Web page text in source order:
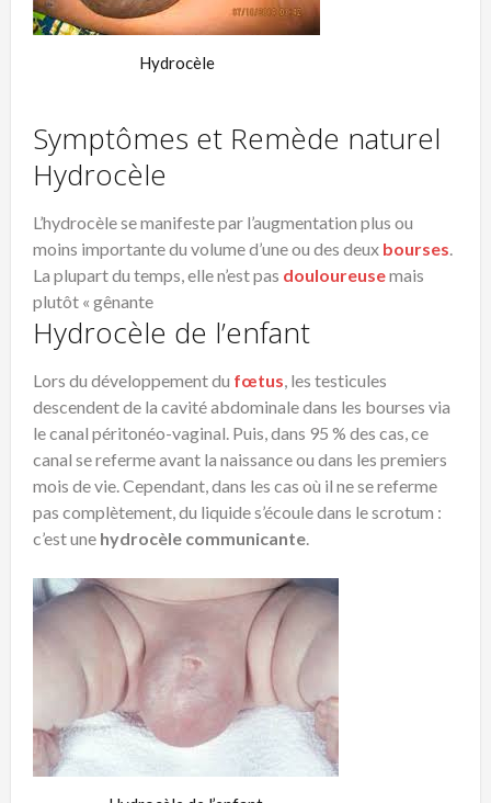
Hydrocèle
Symptômes et Remède naturel
Hydrocèle
L’hydrocèle se manifeste par l’augmentation plus ou
moins importante du volume d’une ou des deux bourses.
La plupart du temps, elle n’est pas douloureusemais
plutôt « gênante
Hydrocèle de l’enfant
Lors du développement du fœtus, les testicules
descendent de la cavité abdominale dans les bourses via
le canal péritonéo-vaginal. Puis, dans 95 % des cas, ce
canal se referme avant la naissance ou dans les premiers
mois de vie. Cependant, dans les cas où il ne se referme
pas complètement, du liquide s’écoule dans le scrotum :
c’est une hydrocèle communicante.